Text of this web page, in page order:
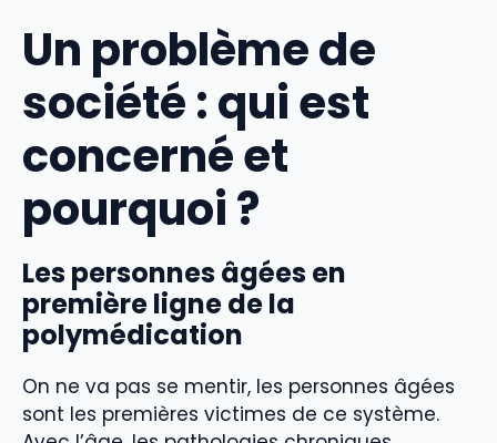
Un problème de
société : qui est
concerné et
pourquoi ?
Les personnes âgées en
première ligne de la
polymédication
On ne va pas se mentir, les personnes âgées
sont les premières victimes de ce système.